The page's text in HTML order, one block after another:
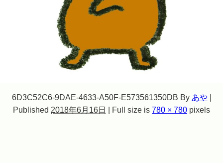
6D3C52C6-9DAE-4633-A50F-E573561350DB By あや
Published 2018年6月16日 Full size is 780 × 780 pixels